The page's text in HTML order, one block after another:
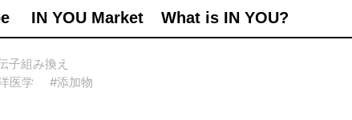
IN YOU Market What is IN YOU?
子組み換え
医学
#添加物